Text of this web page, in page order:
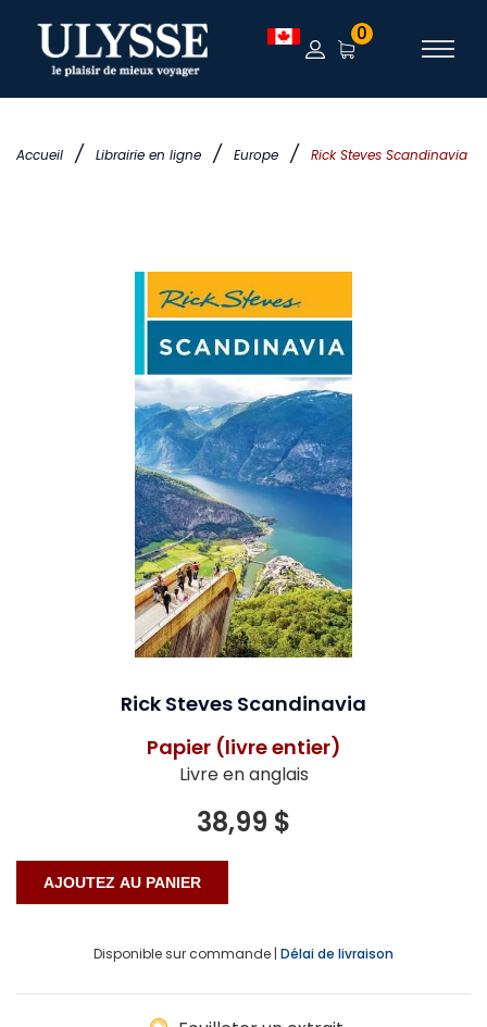
Accueil / Librairie en ligne / Europe / Rick Steves Scandinavia
0
Rick Steves Scandinavia
Papier (livre entier)
Livre en anglais
38,99 $
Disponible sur commande | Délai de livraison